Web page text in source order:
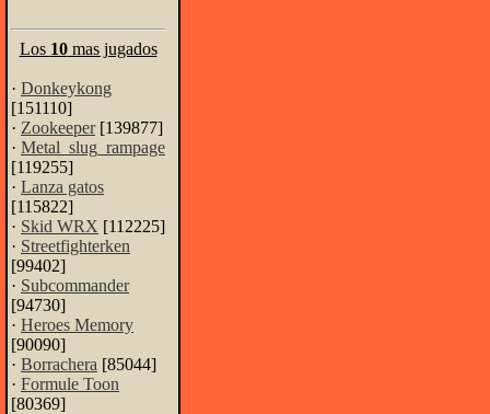
Los 10mas jugados
· Donkeykong
[151110]
· Zookeeper[139877]
· Metal_slug_rampage
[119255]
· Lanza gatos
[115822]
· Skid WRX [112225]
· Streetfighterken
[99402]
· Subcommander
[94730]
· Heroes Memory
[90090]
· Borrachera [85044]
· Formule Toon
[80369]